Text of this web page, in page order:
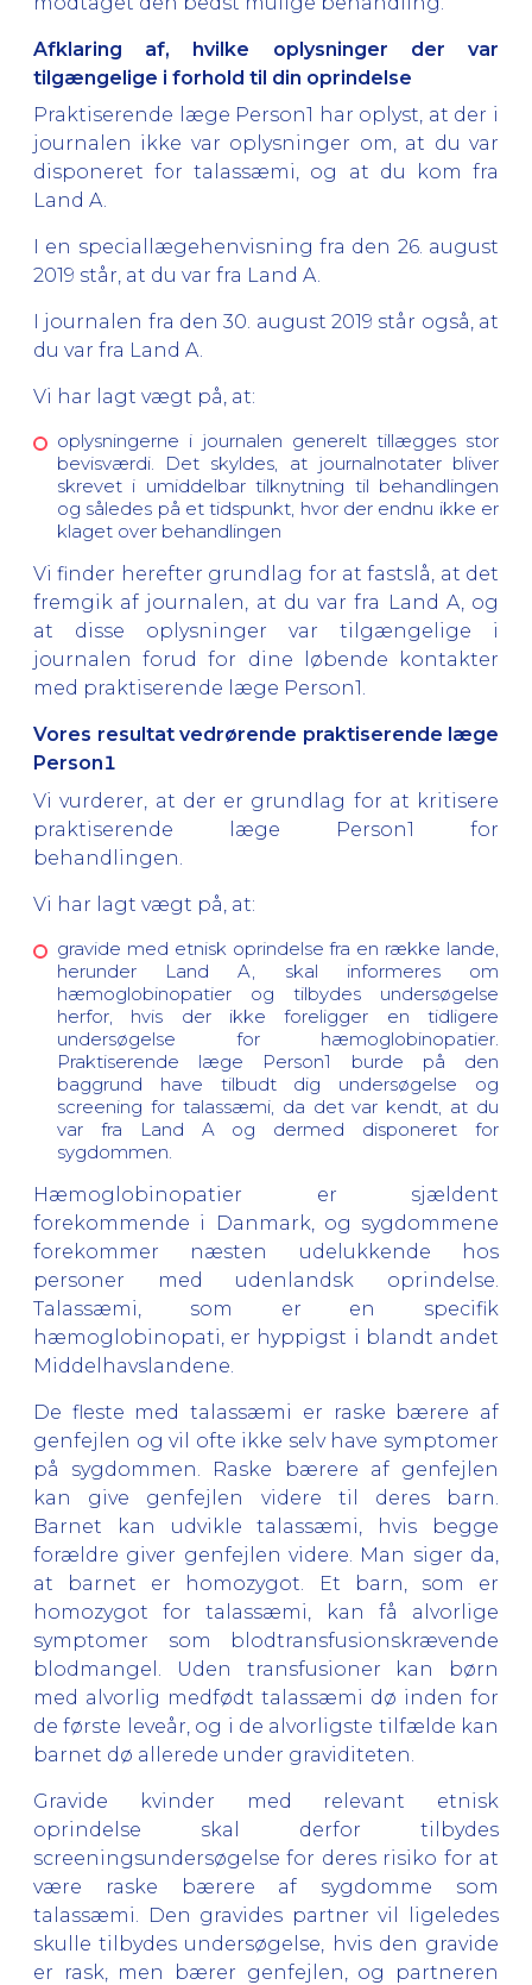
Afklaring af, hvilke oplysninger der var
tilgængelige i forhold til din oprindelse
Praktiserende læge Person1 har oplyst, at der i
journalen ikke var oplysninger om, at du var
disponeret for talassæmi, og at du kom fra
Land A.
I en speciallægehenvisning fra den 26. august
2019 står, at du var fra Land A.
I journalen fra den 30. august 2019 står også, at
du var fra Land A.
Vi har lagt vægt på, at:
oplysningerne i journalen generelt tillægges stor
bevisværdi. Det skyldes, at journalnotater bliver
skrevet i umiddelbar tilknytning til behandlingen
og således på et tidspunkt, hvor der endnu ikke er
klaget over behandlingen
Vi finder herefter grundlag for at fastslå, at det
fremgik af journalen, at du var fra Land A, og
at disse oplysninger var tilgængelige i
journalen forud for dine løbende kontakter
med praktiserende læge Person1.
Vores resultat vedrørende praktiserende læge
Person1
Vi vurderer, at der er grundlag for at kritisere
praktiserende læge Person1 for
behandlingen.
Vi har lagt vægt på, at:
gravide med etnisk oprindelse fra en række lande,
herunder Land A, skal informeres om
hæmoglobinopatier og tilbydes undersøgelse
herfor, hvis der ikke foreligger en tidligere
undersøgelse for hæmoglobinopatier.
Praktiserende læge Person1 burde på den
baggrund have tilbudt dig undersøgelse og
screening for talassæmi, da det var kendt, at du
var fra Land A og dermed disponeret for
sygdommen.
Hæmoglobinopatier er sjældent
forekommende i Danmark, og sygdommene
forekommer næsten udelukkende hos
personer med udenlandsk oprindelse.
Talassæmi, som er en specifik
hæmoglobinopati, er hyppigst i blandt andet
Middelhavslandene.
De fleste med talassæmi er raske bærere af
genfejlen og vil ofte ikke selv have symptomer
på sygdommen. Raske bærere af genfejlen
kan give genfejlen videre til deres barn.
Barnet kan udvikle talassæmi, hvis begge
forældre giver genfejlen videre. Man siger da,
at barnet er homozygot. Et barn, som er
homozygot for talassæmi, kan få alvorlige
symptomer som blodtransfusionskrævende
blodmangel. Uden transfusioner kan børn
med alvorlig medfødt talassæmi dø inden for
de første leveår, og i de alvorligste tilfælde kan
barnet dø allerede under graviditeten.
Gravide kvinder med relevant etnisk
oprindelse skal derfor tilbydes
screeningsundersøgelse for deres risiko for at
være raske bærere af sygdomme som
talassæmi. Den gravides partner vil ligeledes
skulle tilbydes undersøgelse, hvis den gravide
er rask, men bærer genfejlen, og partneren